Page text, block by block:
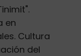
en
Cultura
del